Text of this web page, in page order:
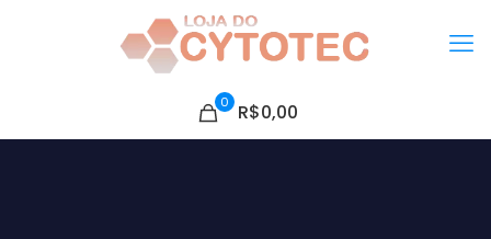
0 R$0,00